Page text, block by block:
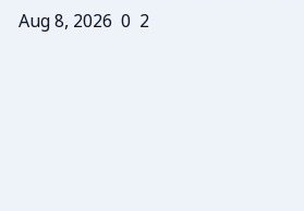
Aug 8, 2026 0 2